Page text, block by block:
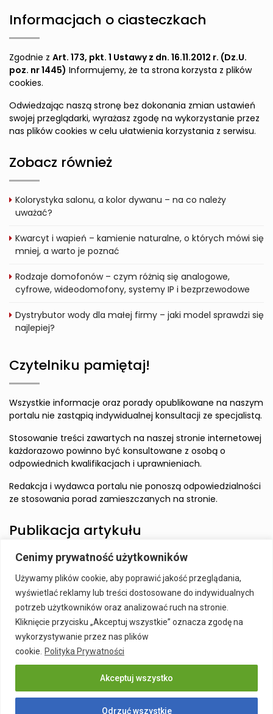
Cenimy prywatność użytkowników
Używamy plików cookie, aby poprawić jakość przeglądania,
wyświetlać reklamy lub treści dostosowane do indywidualnych
potrzeb użytkowników oraz analizować ruch na stronie.
Kliknięcie przycisku „Akceptuj wszystkie” oznacza zgodę na
wykorzystywanie przez nas plików
cookie. Polityka Prywatności
Odrzuć wszystkie
Akceptuj wszystko
Informacjach o ciasteczkach
Zgodnie z Art. 173, pkt. 1 Ustawy z dn. 16.11.2012 r. (Dz.U.
poz. nr 1445) Informujemy, że ta strona korzysta z plików
cookies.
Odwiedzając naszą stronę bez dokonania zmian ustawień
swojej przeglądarki, wyrażasz zgodę na wykorzystanie przez
nas plików cookies w celu ułatwienia korzystania z serwisu.
Zobacz również
Kolorystyka salonu, a kolor dywanu – na co należy
uważać?
Kwarcyt i wapień – kamienie naturalne, o których mówi się
mniej, a warto je poznać
Rodzaje domofonów – czym różnią się analogowe,
cyfrowe, wideodomofony, systemy IP i bezprzewodowe
Dystrybutor wody dla małej firmy – jaki model sprawdzi się
najlepiej?
Czytelniku pamiętaj!
Wszystkie informacje oraz porady opublikowane na naszym
portalu nie zastąpią indywidualnej konsultacji ze specjalistą.
Stosowanie treści zawartych na naszej stronie internetowej
każdorazowo powinno być konsultowane z osobą o
odpowiednich kwalifikacjach i uprawnieniach.
Redakcja i wydawca portalu nie ponoszą odpowiedzialności
ze stosowania porad zamieszczanych na stronie.
Publikacja artykułu
naszym serwisie.
Szczegóły: Publikacja Artykułu